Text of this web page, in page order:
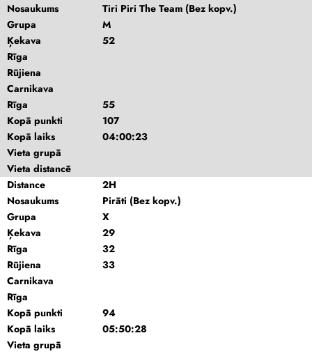
Nosaukums
Tiri Piri The Team (Bez kopv.)
Grupa
M
Ķekava
52
Rīga
Rūjiena
Carnikava
Rīga
55
Kopā punkti
107
Kopā laiks
04:00:23
Vieta grupā
Vieta distancē
Distance
2H
Nosaukums
Pirāti (Bez kopv.)
Grupa
X
Ķekava
29
Rīga
32
Rūjiena
33
Carnikava
Rīga
Kopā punkti
94
Kopā laiks
05:50:28
Vieta grupā